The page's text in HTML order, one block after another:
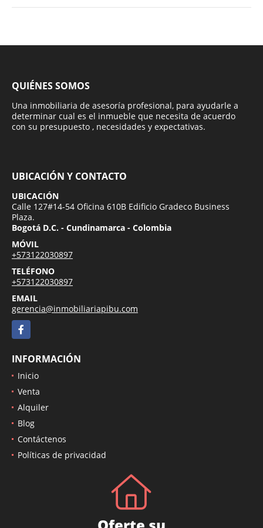
QUIÉNES SOMOS
Una inmobiliaria de asesoría profesional, para ayudarle a
determinar cual es el inmueble que necesita de acuerdo
con su presupuesto , necesidades y expectativas.
UBICACIÓN Y CONTACTO
UBICACIÓN
Calle 127#14-54 Oficina 610B Edificio Gradeco Business
Plaza.
Bogotá D.C. - Cundinamarca - Colombia
MÓVIL
+573122030897
TELÉFONO
+573122030897
EMAIL
gerencia@inmobiliariapibu.com
Facebook
INFORMACIÓN
Inicio
Venta
Alquiler
Blog
Contáctenos
Políticas de privacidad